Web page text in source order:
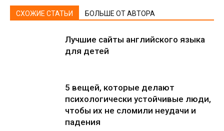
СХОЖИЕ СТАТЬИ БОЛЬШЕ ОТ АВТОРА
Лучшие сайты английского языка
для детей
5 вещей, которые делают
психологически устойчивые люди,
чтобы их не сломили неудачи и
падения